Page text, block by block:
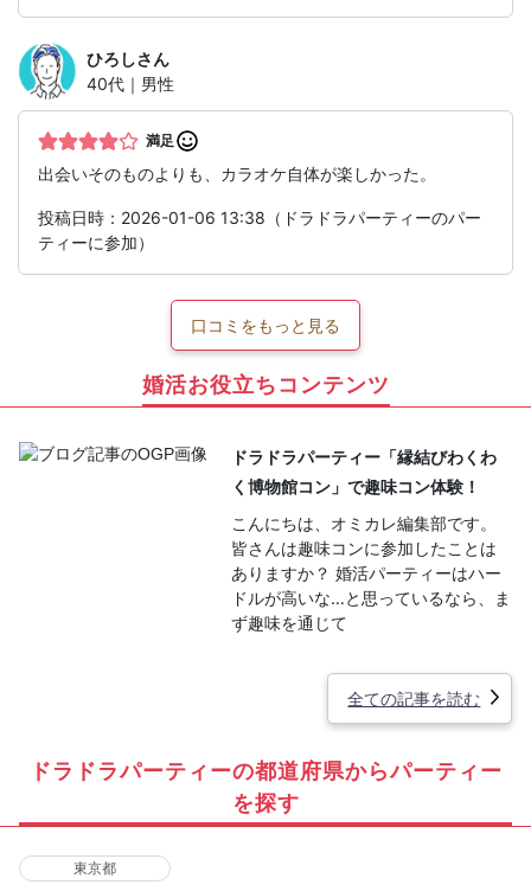
ひろしさん
40代｜男性
満足
出会いそのものよりも、カラオケ自体が楽しかった。
投稿日時：2026-01-06 13:38（ドラドラパーティーのパー
ティーに参加）
口コミをもっと見る
婚活お役立ちコンテンツ
ドラドラパーティー「縁結びわくわ
く博物館コン」で趣味コン体験！
こんにちは、オミカレ編集部です。
皆さんは趣味コンに参加したことは
ありますか？ 婚活パーティーはハー
ドルが高いな…と思っているなら、ま
ず趣味を通じて
全ての記事を読む
ドラドラパーティーの都道府県からパーティー
を探す
東京都